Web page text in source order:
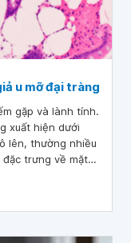
u mỡ đại tràng
gặp và lành tính.
xuất hiện dưới
lên, thường nhiều
đặc trưng về mặt
mạc. Mặc dù giả